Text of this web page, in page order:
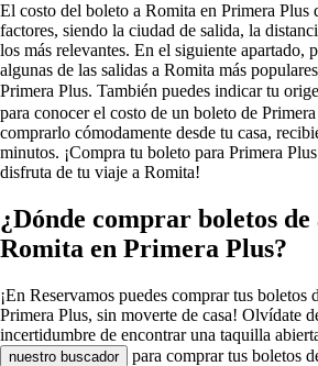
El costo del boleto a Romita en Primera Plus
factores, siendo la ciudad de salida, la
los más relevantes. En el siguiente apartado,
algunas de las salidas a Romita más
Primera Plus. También puedes indicar tu
para conocer el costo de un boleto de
comprarlo cómodamente desde tu casa,
minutos. ¡Compra tu boleto para Primera
disfruta de tu viaje a Romita!
¿Dónde comprar boletos de
Romita en Primera Plus?
¡En Reservamos puedes comprar tus boletos
Primera Plus, sin moverte de casa! Olvídate
incertidumbre de encontrar una taquilla
nuestro buscador
para comprar tus boletos